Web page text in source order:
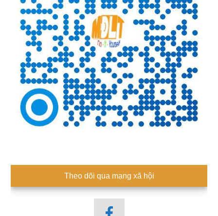
Theo dõi qua mạng xã hội